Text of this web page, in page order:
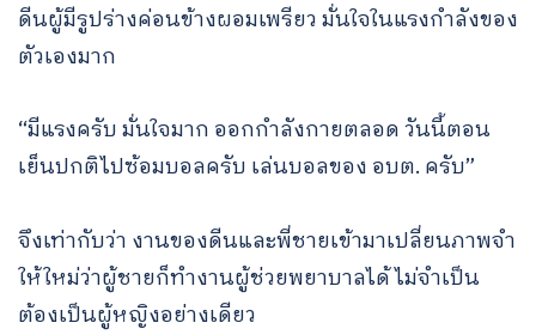
ดีนผู้มีรูปร่างค่อนข้างผอมเพรียว มั่นใจในแรงกำลังของ
ตัวเองมาก
“มีแรงครับ มั่นใจมาก ออกกำลังกายตลอด วันนี้ตอน
เย็นปกติไปซ้อมบอลครับ เล่นบอลของ อบต. ครับ”
จึงเท่ากับว่า งานของดีนและพี่ชายเข้ามาเปลี่ยนภาพจำ
ให้ใหม่ว่าผู้ชายก็ทำงานผู้ช่วยพยาบาลได้ ไม่จำเป็น
ต้องเป็นผู้หญิงอย่างเดียว